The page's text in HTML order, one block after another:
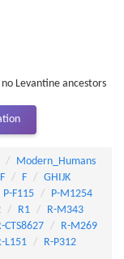
Levantine ancestors
Modern_Humans
F
GHIJK
P-F115
P-M1254
R1
R-M343
CTS8627
R-M269
L151
R-P312